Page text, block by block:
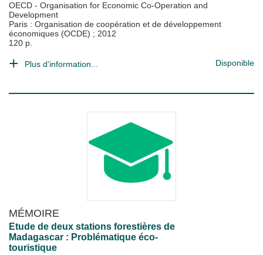
OECD - Organisation for Economic Co-Operation and
Development
Paris : Organisation de coopération et de développement
économiques (OCDE) ; 2012
120 p.
Plus d'information... Disponible
MÉMOIRE
Etude de deux stations forestières de
Madagascar : Problématique éco-
touristique